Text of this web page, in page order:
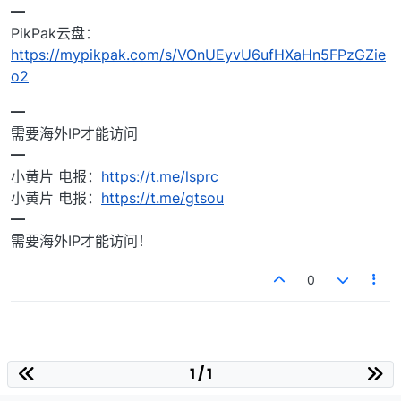
━
PikPak云盘：
https://mypikpak.com/s/VOnUEyvU6ufHXaHn5FPzGZie
o2
━
需要海外IP才能访问
━
小黄片 电报： https://t.me/lsprc
小黄片 电报： https://t.me/gtsou
━
需要海外IP才能访问！
0
1 / 1